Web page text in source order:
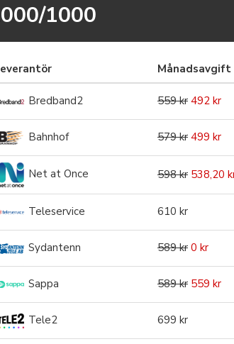
1000
Månadsavgift
Bredband2 559 kr 492 kr
Bahnhof 579 kr 499 kr
Net at Once 598 kr 538,20
Teleservice 610 kr
Sydantenn 589 kr 0 kr
Sappa 589 kr 559 kr
Tele2 699 kr